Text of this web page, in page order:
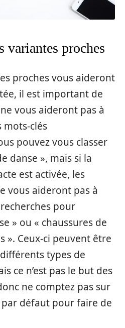
variantes proches
proches vous aideront
il est important de
vous aideront pas à
clés
pouvez vous classer
danse », mais si la
est activée, les
vous aideront pas à
pour
» ou « chaussures de
». Ceux-ci peuvent être
types de
ce n’est pas le but des
ne comptez pas sur
défaut pour faire de